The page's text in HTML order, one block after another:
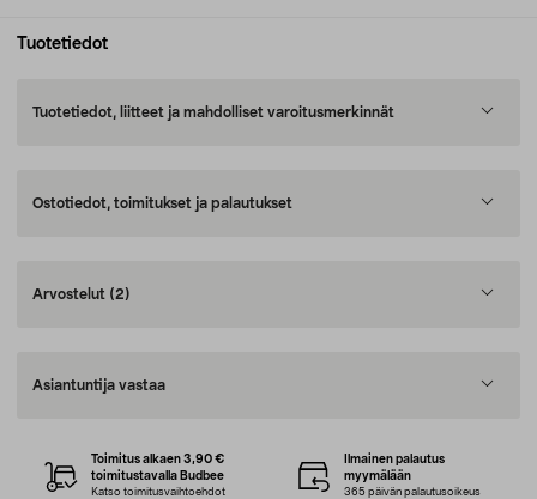
Tuotetiedot
Tuotetiedot, liitteet ja mahdolliset varoitusmerkinnät
Ostotiedot, toimitukset ja palautukset
Arvostelut (2)
Asiantuntija vastaa
Toimitus alkaen 3,90 €
toimitustavalla Budbee
Katso toimitusvaihtoehdot
Ilmainen palautus
myymälään
365 päivän palautusoikeus